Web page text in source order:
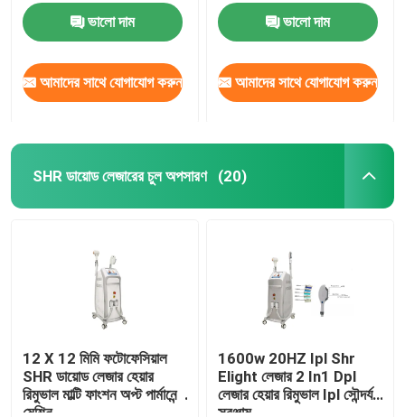
ভালো দাম
আমাদের সাথে যোগাযোগ করুন
ভালো দাম
আমাদের সাথে যোগাযোগ করুন
SHR ডায়োড লেজারের চুল অপসারণ (20)
12 X 12 মিমি ফটোফেসিয়াল
SHR ডায়োড লেজার হেয়ার
রিমুভাল মাল্টি ফাংশন অপ্ট পার্মানেন্ট
মেশিন
1600w 20HZ Ipl Shr
Elight লেজার 2 In1 Dpl
লেজার হেয়ার রিমুভাল Ipl সৌন্দর্য
সরঞ্জাম